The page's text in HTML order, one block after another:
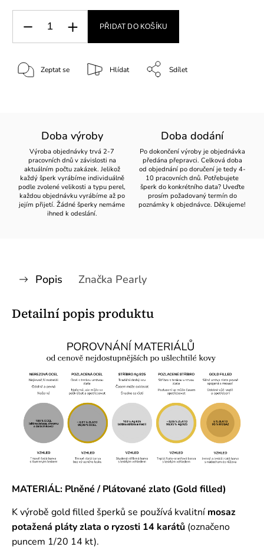
PŘIDAT DO KOŠÍKU
Zeptat se Hlídat Sdílet
Doba výroby
Výroba objednávky trvá 2-7
pracovních dnů v závislosti na
aktuálním počtu zakázek. Jelikož
každý šperk vyrábíme individuálně
podle zvolené velikosti a typu perel,
každou objednávku vyrábíme až po
jejím přijetí. Žádné šperky nemáme
ihned k odeslání.
Doba dodání
Po dokončení výroby je objednávka
předána přepravci. Celková doba
od objednání po doručení je tedy 4-
10 pracovních dnů. Potřebujete
šperk do konkrétního data? Uveďte
prosím požadovaný termín do
poznámky k objednávce. Děkujeme!
Popis Značka Pearly
Detailní popis produktu
MATERIÁL: Plněné / Plátované zlato (Gold filled)
K výrobě gold filled šperků se používá kvalitní mosaz
potažená pláty zlata o ryzosti 14 karátů (označeno
puncem 1/20 14 kt).